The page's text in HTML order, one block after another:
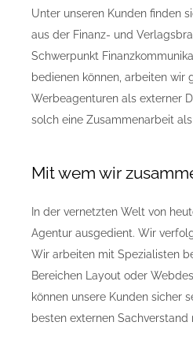
Unter unseren Kunden finden
aus der Finanz- und
Schwerpunkt
bedienen können, arbeiten wir
Werbeagenturen als externer
solch eine Zusammenarbeit
Mit wem wir
In der vernetzten Welt von
Agentur ausgedient. Wir
Wir arbeiten mit Spezialisten
Bereichen Layout oder
können unsere Kunden sicher
besten externen Sachverstand